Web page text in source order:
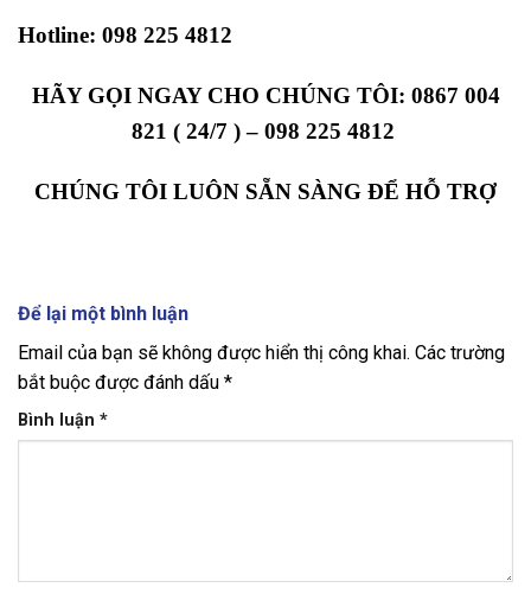
Hotline: 098 225 4812
HÃY GỌI NGAY CHO CHÚNG TÔI: 0867 004
821 ( 24/7 ) – 098 225 4812
CHÚNG TÔI LUÔN SẴN SÀNG ĐỂ HỖ TRỢ
Để lại một bình luận
Email của bạn sẽ không được hiển thị công khai. Các trường
bắt buộc được đánh dấu *
Bình luận *